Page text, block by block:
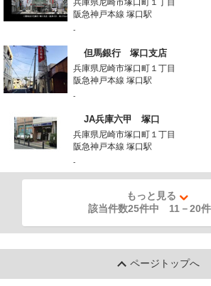
阪急神戸本線 塚口駅
-
但馬銀行 塚口支店
兵庫県尼崎市塚口町１丁目
阪急神戸本線 塚口駅
-
JA兵庫六甲 塚口
兵庫県尼崎市塚口町１丁目
阪急神戸本線 塚口駅
-
もっと見る
該当件数25件中 11 －20
ページトップへ